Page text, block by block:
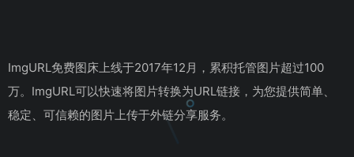
ImgURL免费图床上线于2017年12月，累积托管图片超过100
万。ImgURL可以快速将图片转换为URL链接，为您提供简单、
稳定、可信赖的图片上传于外链分享服务。